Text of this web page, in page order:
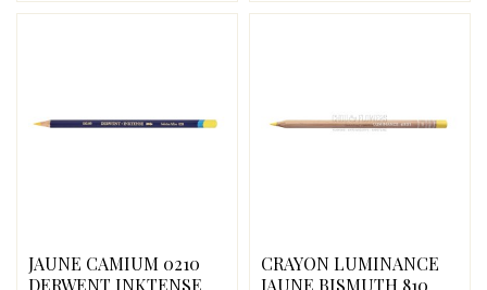
JAUNE CAMIUM 0210
DERWENT INKTENSE
CRAYON LUMINANCE
JAUNE BISMUTH 810